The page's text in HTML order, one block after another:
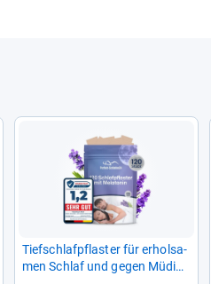
Tief­schlaf­pflas­ter für erhol­sa­
men Schlaf und gegen Müdig­